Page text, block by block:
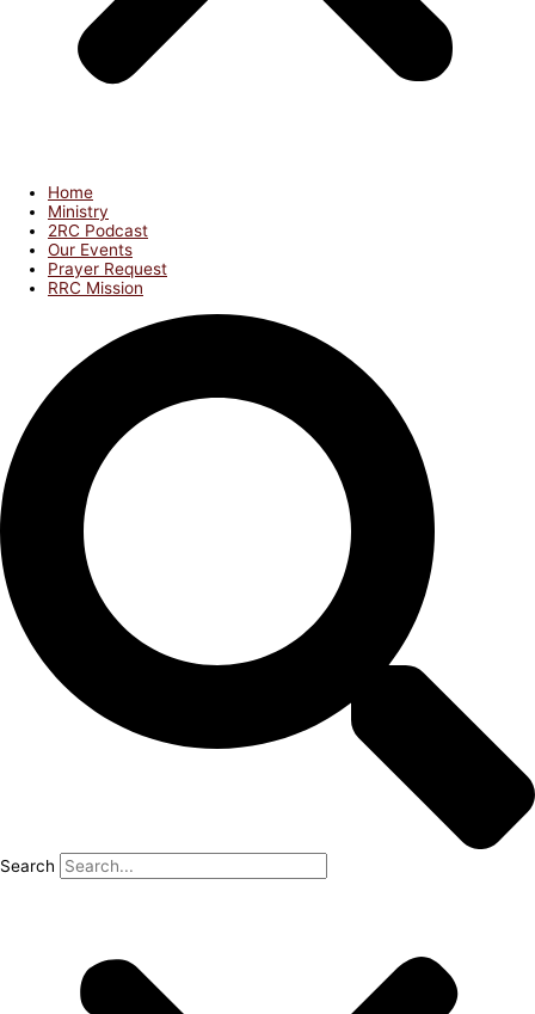
Home
Ministry
2RC Podcast
Our Events
Prayer Request
RRC Mission
Search